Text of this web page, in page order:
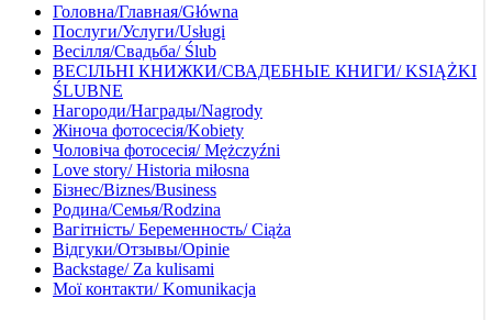
Головна/Главная/Główna
Послуги/Услуги/Usługi
Весілля/Свадьба/ Ślub
ВЕСІЛЬНІ КНИЖКИ/СВАДЕБНЫЕ КНИГИ/ KSIĄŻKI
ŚLUBNE
Нагороди/Награды/Nagrody
Жіноча фотосесія/Kobiety
Чоловіча фотосесія/ Mężczyźni
Love story/ Historia miłosna
Бізнес/Biznes/Business
Родина/Семья/Rodzina
Вагітність/ Беременность/ Ciąża
Відгуки/Отзывы/Opinie
Backstage/ Za kulisami
Мої контакти/ Komunikacja